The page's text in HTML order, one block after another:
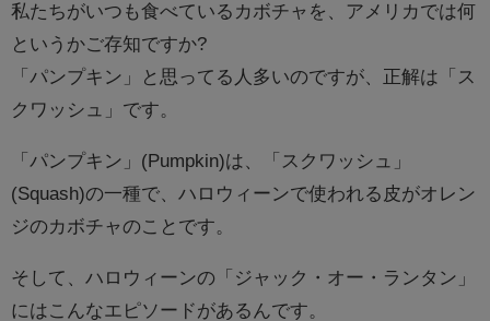
私たちがいつも食べているカボチャを、アメリカでは何
というかご存知ですか?
「パンプキン」と思ってる人多いのですが、正解は「ス
クワッシュ」です。
「パンプキン」(Pumpkin)は、「スクワッシュ」
(Squash)の一種で、ハロウィーンで使われる皮がオレン
ジのカボチャのことです。
そして、 ハロウィーンの「ジャック・オー・ランタン」
にはこんなエピソードがあるんです。